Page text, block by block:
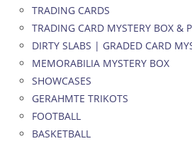
TRADING CARDS
TRADING CARD MYSTERY BOX &
DIRTY SLABS | GRADED CARD
MEMORABILIA MYSTERY BOX
SHOWCASES
GERAHMTE TRIKOTS
FOOTBALL
BASKETBALL